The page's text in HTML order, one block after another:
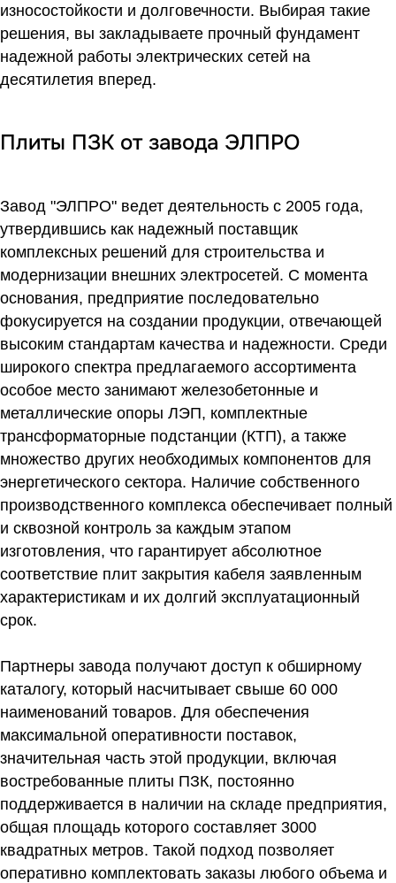
износостойкости и долговечности. Выбирая такие
решения, вы закладываете прочный фундамент
надежной работы электрических сетей на
десятилетия вперед.
Плиты ПЗК от завода ЭЛПРО
Завод "ЭЛПРО" ведет деятельность с 2005 года,
утвердившись как надежный поставщик
комплексных решений для строительства и
модернизации внешних электросетей. С момента
основания, предприятие последовательно
фокусируется на создании продукции, отвечающей
высоким стандартам качества и надежности. Среди
широкого спектра предлагаемого ассортимента
особое место занимают железобетонные и
металлические опоры ЛЭП, комплектные
трансформаторные подстанции (КТП), а также
множество других необходимых компонентов для
энергетического сектора. Наличие собственного
производственного комплекса обеспечивает полный
и сквозной контроль за каждым этапом
изготовления, что гарантирует абсолютное
соответствие плит закрытия кабеля заявленным
характеристикам и их долгий эксплуатационный
срок.
Партнеры завода получают доступ к обширному
каталогу, который насчитывает свыше 60 000
наименований товаров. Для обеспечения
максимальной оперативности поставок,
значительная часть этой продукции, включая
востребованные плиты ПЗК, постоянно
поддерживается в наличии на складе предприятия,
общая площадь которого составляет 3000
квадратных метров. Такой подход позволяет
оперативно комплектовать заказы любого объема и